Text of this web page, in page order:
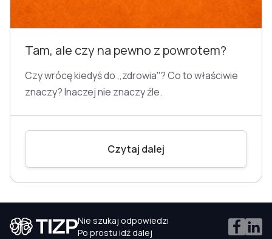
Tam, ale czy na pewno z powrotem?
Czy wrócę kiedyś do ,,zdrowia''? Co to właściwie
znaczy? Inaczej nie znaczy źle.
Czytaj dalej
Nie szukaj odpowiedzi
Po prostu idź dalej